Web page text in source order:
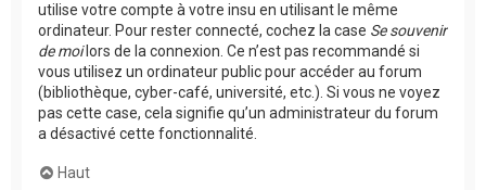
utilise votre compte à votre insu en utilisant le même
ordinateur. Pour rester connecté, cochez la case Se souvenir
de moilors de la connexion. Ce n’est pas recommandé si
vous utilisez un ordinateur public pour accéder au forum
(bibliothèque, cyber-café, université, etc.). Si vous ne voyez
pas cette case, cela signifie qu’un administrateur du forum
a désactivé cette fonctionnalité.
Haut